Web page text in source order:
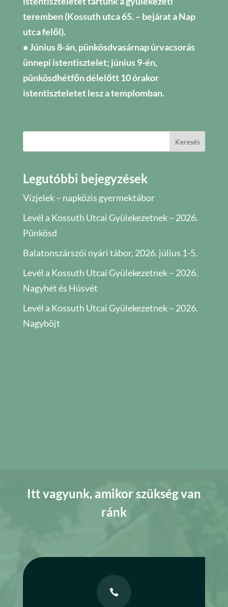
teremben (Kossuth utca 65. – bejárat a Nap
utca felől).
• Június 8-án, pünkösdvasárnap úrvacsorás
ünnepi istentisztelet; június 9-én,
pünkösdhétfőn délelőtt 10 órakor
istentiszteletet lesz a templomban.
Keresés
Legutóbbi bejegyzések
Vízjelek – napközis gyermektábor
Levél a Kossuth Utcai Gyülekezetnek – 2026.
Pünkösd
Balatonszárszói nyári tábor, 2026. július 1-5.
Levél a Kossuth Utcai Gyülekezetnek – 2026.
Nagyhét és Húsvét
Levél a Kossuth Utcai Gyülekezetnek – 2026.
Nagyböjt
Itt vagyunk, amikor szükség van
ránk
